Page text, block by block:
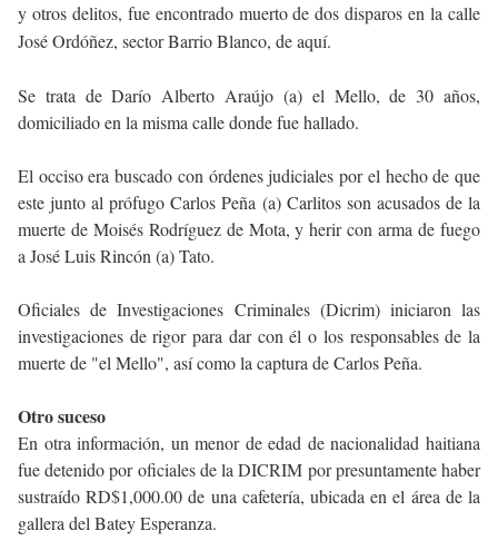
y otros delitos, fue encontrado muerto de dos disparos en la calle
José Ordóñez, sector Barrio Blanco, de aquí.
Se trata de Darío Alberto Araújo (a) el Mello, de 30 años,
domiciliado en la misma calle donde fue hallado.
El occiso era buscado con órdenes judiciales por el hecho de que
este junto al prófugo Carlos Peña (a) Carlitos son acusados de la
muerte de Moisés Rodríguez de Mota, y herir con arma de fuego
a José Luis Rincón (a) Tato.
Oficiales de Investigaciones Criminales (Dicrim) iniciaron las
investigaciones de rigor para dar con él o los responsables de la
muerte de "el Mello", así como la captura de Carlos Peña.
Otro suceso
En otra información, un menor de edad de nacionalidad haitiana
fue detenido por oficiales de la DICRIM por presuntamente haber
sustraído RD$1,000.00 de una cafetería, ubicada en el área de la
gallera del Batey Esperanza.